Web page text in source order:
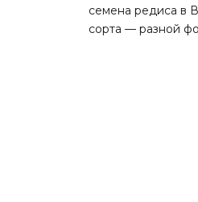
семена редиса в
сорта — разной